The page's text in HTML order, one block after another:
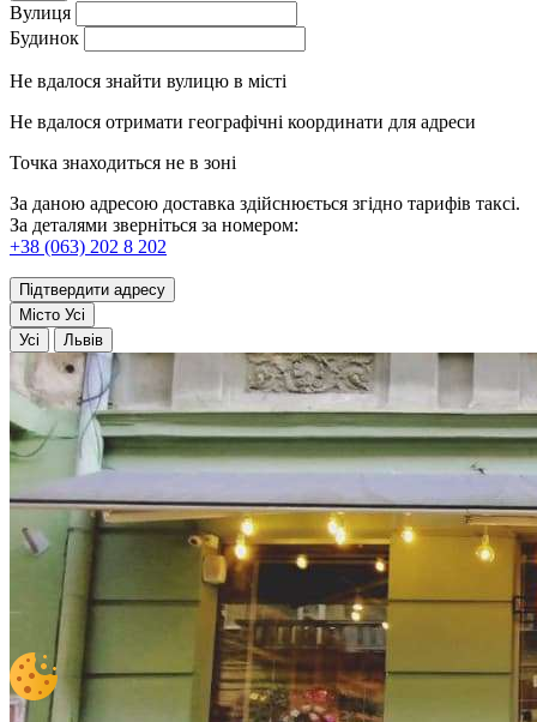
Вулиця
Будинок
Не вдалося знайти вулицю в місті
Не вдалося отримати географічні координати для адреси
Точка знаходиться не в зоні
За даною адресою доставка здійснюється згідно тарифів таксі.
За деталями зверніться за номером:
+38 (063) 202 8 202
Підтвердити адресу
Місто Усі
Усі
Львів